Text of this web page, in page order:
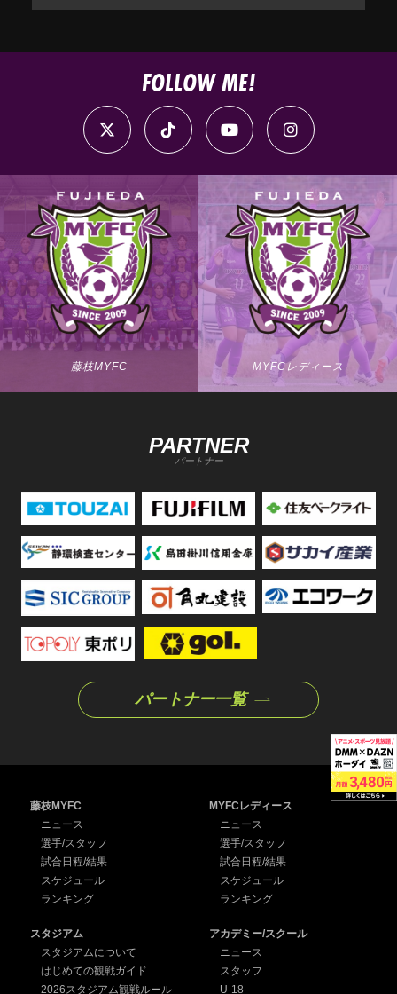
FOLLOW ME!
藤枝MYFC MYFCレディース
PARTNER
パートナー
パートナー一覧
藤枝MYFC
ニュース
選手/スタッフ
試合日程/結果
スケジュール
ランキング
MYFCレディース
ニュース
選手/スタッフ
試合日程/結果
スケジュール
ランキング
スタジアム
スタジアムについて
はじめての観戦ガイド
2026スタジアム観戦ルール
アカデミー/スクール
ニュース
スタッフ
U-18